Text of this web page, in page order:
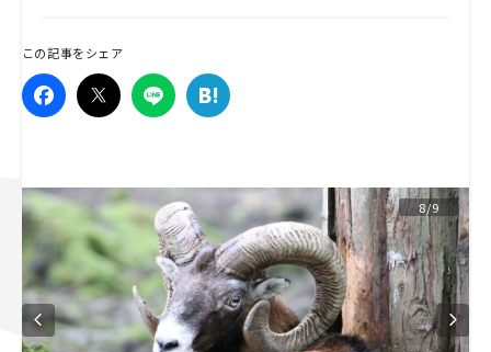
この記事をシェア
8/9
Series
Campaign
スズキ ジムニー｜Suzuki Jimny
スズキ｜Suzuki
マツダ｜Mazda
マツダ ロードスター｜Mazda Roadster